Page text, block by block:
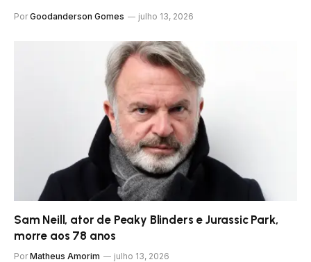
Por Goodanderson Gomes julho 13, 2026
Sam Neill, ator de Peaky Blinders e Jurassic Park,
morre aos 78 anos
Por Matheus Amorim julho 13, 2026